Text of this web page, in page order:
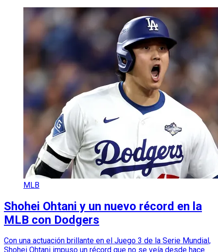
MLB
Shohei Ohtani y un nuevo récord en la
MLB con Dodgers
Con una actuación brillante en el Juego 3 de la Serie Mundial,
Shohei Ohtani impuso un récord que no se veía desde hace